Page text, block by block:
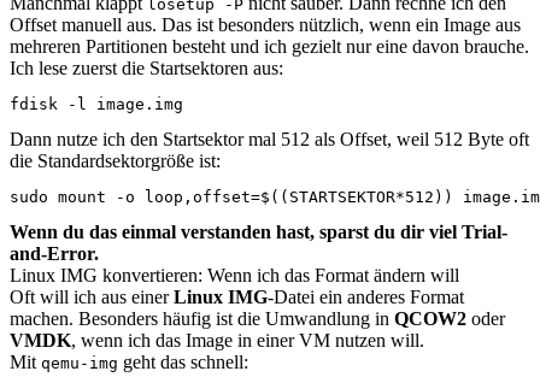
losetup -P
Offset manuell aus. Das ist besonders nützlich, wenn ein Image aus
mehreren Partitionen besteht und ich gezielt nur eine davon brauche.
Ich lese zuerst die Startsektoren aus:
fdisk -l image.img
Dann nutze ich den Startsektor mal 512 als Offset, weil 512 Byte oft
die Standardsektorgröße ist:
sudo mount -o loop,offset=$((STARTSEKTOR*512))
Wenn du das einmal verstanden hast, sparst du dir viel Trial-
and-Error.
Linux IMG konvertieren: Wenn ich das Format ändern will
Oft will ich aus einerLinux IMG-Datei ein anderes Format
machen. Besonders häufig ist die Umwandlung in QCOW2 oder
VMDK, wenn ich das Image in einer VM nutzen will.
Mit qemu-img geht das schnell: